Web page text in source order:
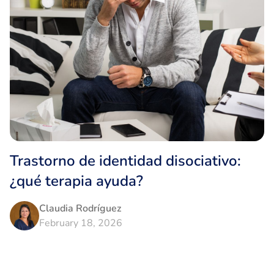
Trastorno de identidad disociativo:
¿qué terapia ayuda?
Claudia Rodríguez
February 18, 2026